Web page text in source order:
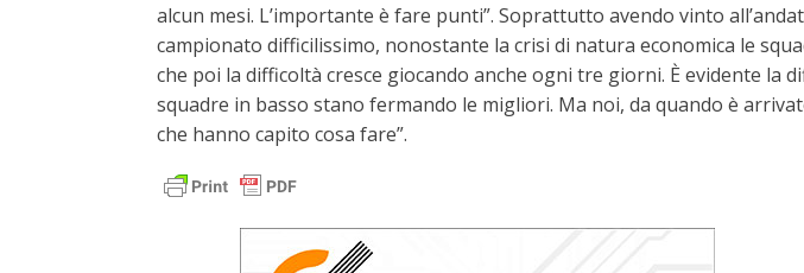
alcun mesi. L’importante è fare punti”. Soprattutto avendo vinto
campionato difficilissimo, nonostante la crisi di natura economica le
che poi la difficoltà cresce giocando anche ogni tre giorni. È evidente
squadre in basso stano fermando le migliori. Ma noi, da quando è
che hanno capito cosa fare”.